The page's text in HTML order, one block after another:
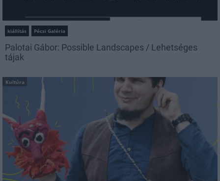
kiállítás Pécsi Galéria
Palotai Gábor: Possible Landscapes / Lehetséges
tájak
Kultúra